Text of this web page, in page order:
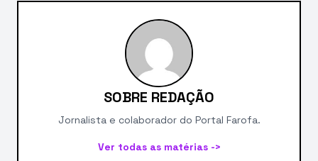
SOBRE REDAÇÃO
Jornalista e colaborador do Portal Farofa.
Ver todas as matérias ->